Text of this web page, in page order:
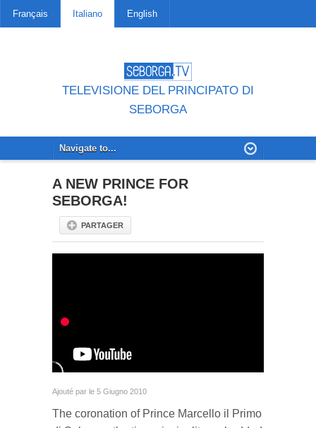
Français Italiano English
TELEVISIONE DEL PRINCIPATO DI
SEBORGA
A NEW PRINCE FOR
SEBORGA!
PARTAGER
Ajouté par le 5 Giugno 2010
The coronation of Prince Marcello il Primo